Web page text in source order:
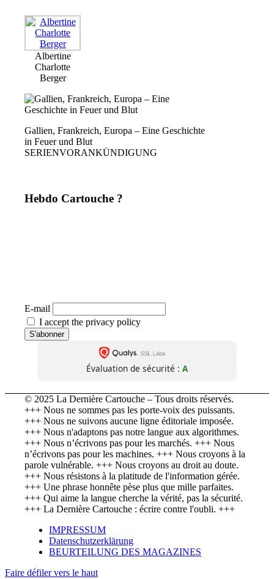
Albertine
Charlotte
Berger
Gallien, Frankreich, Europa – Eine Geschichte
in Feuer und Blut
SERIENVORANKÜNDIGUNG
Hebdo Cartouche ?
E-mail
I accept the privacy policy
Évaluation de sécurité : A
© 2025 La Dernière Cartouche – Tous droits réservés.
+++ Nous ne sommes pas les porte-voix des puissants.
+++ Nous ne suivons aucune ligne éditoriale imposée.
+++ Nous n'adaptons pas notre langue aux algorithmes.
+++ Nous n’écrivons pas pour les marchés. +++ Nous
n’écrivons pas pour les machines. +++ Nous croyons à la
parole vulnérable. +++ Nous croyons au droit au doute.
+++ Nous résistons à la platitude de l'information gérée.
+++ Une phrase honnête pèse plus que mille parfaites.
+++ Qui aime la langue cherche la vérité, pas la sécurité.
+++ La Dernière Cartouche : écrire contre l'oubli. +++
IMPRESSUM
Datenschutzerklärung
BEURTEILUNG DES MAGAZINES
Faire défiler vers le haut